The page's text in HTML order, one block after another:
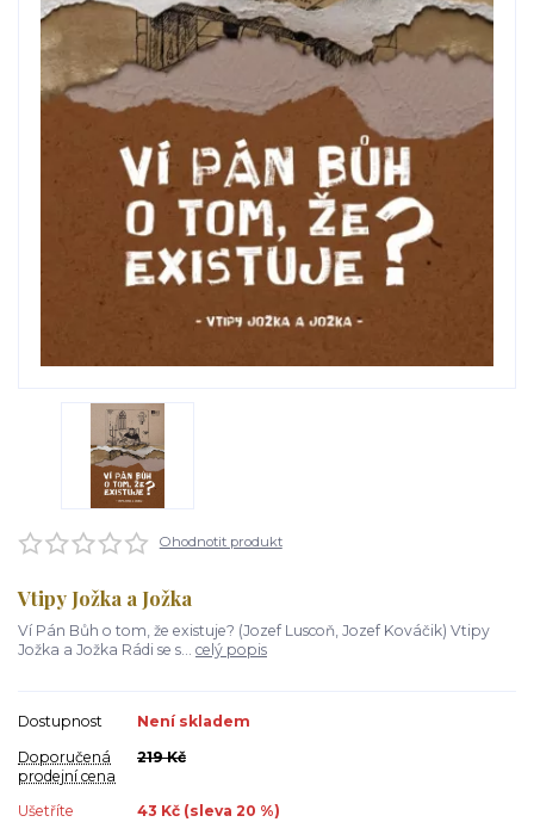
Ohodnotit produkt
Vtipy Jožka a Jožka
Ví Pán Bůh o tom, že existuje? (Jozef Luscoň, Jozef Kováčik) Vtipy
Jožka a Jožka Rádi se s... celý popis
Dostupnost
Není skladem
Doporučená
prodejní cena
219 Kč
Ušetříte 43 Kč (sleva 20 %)